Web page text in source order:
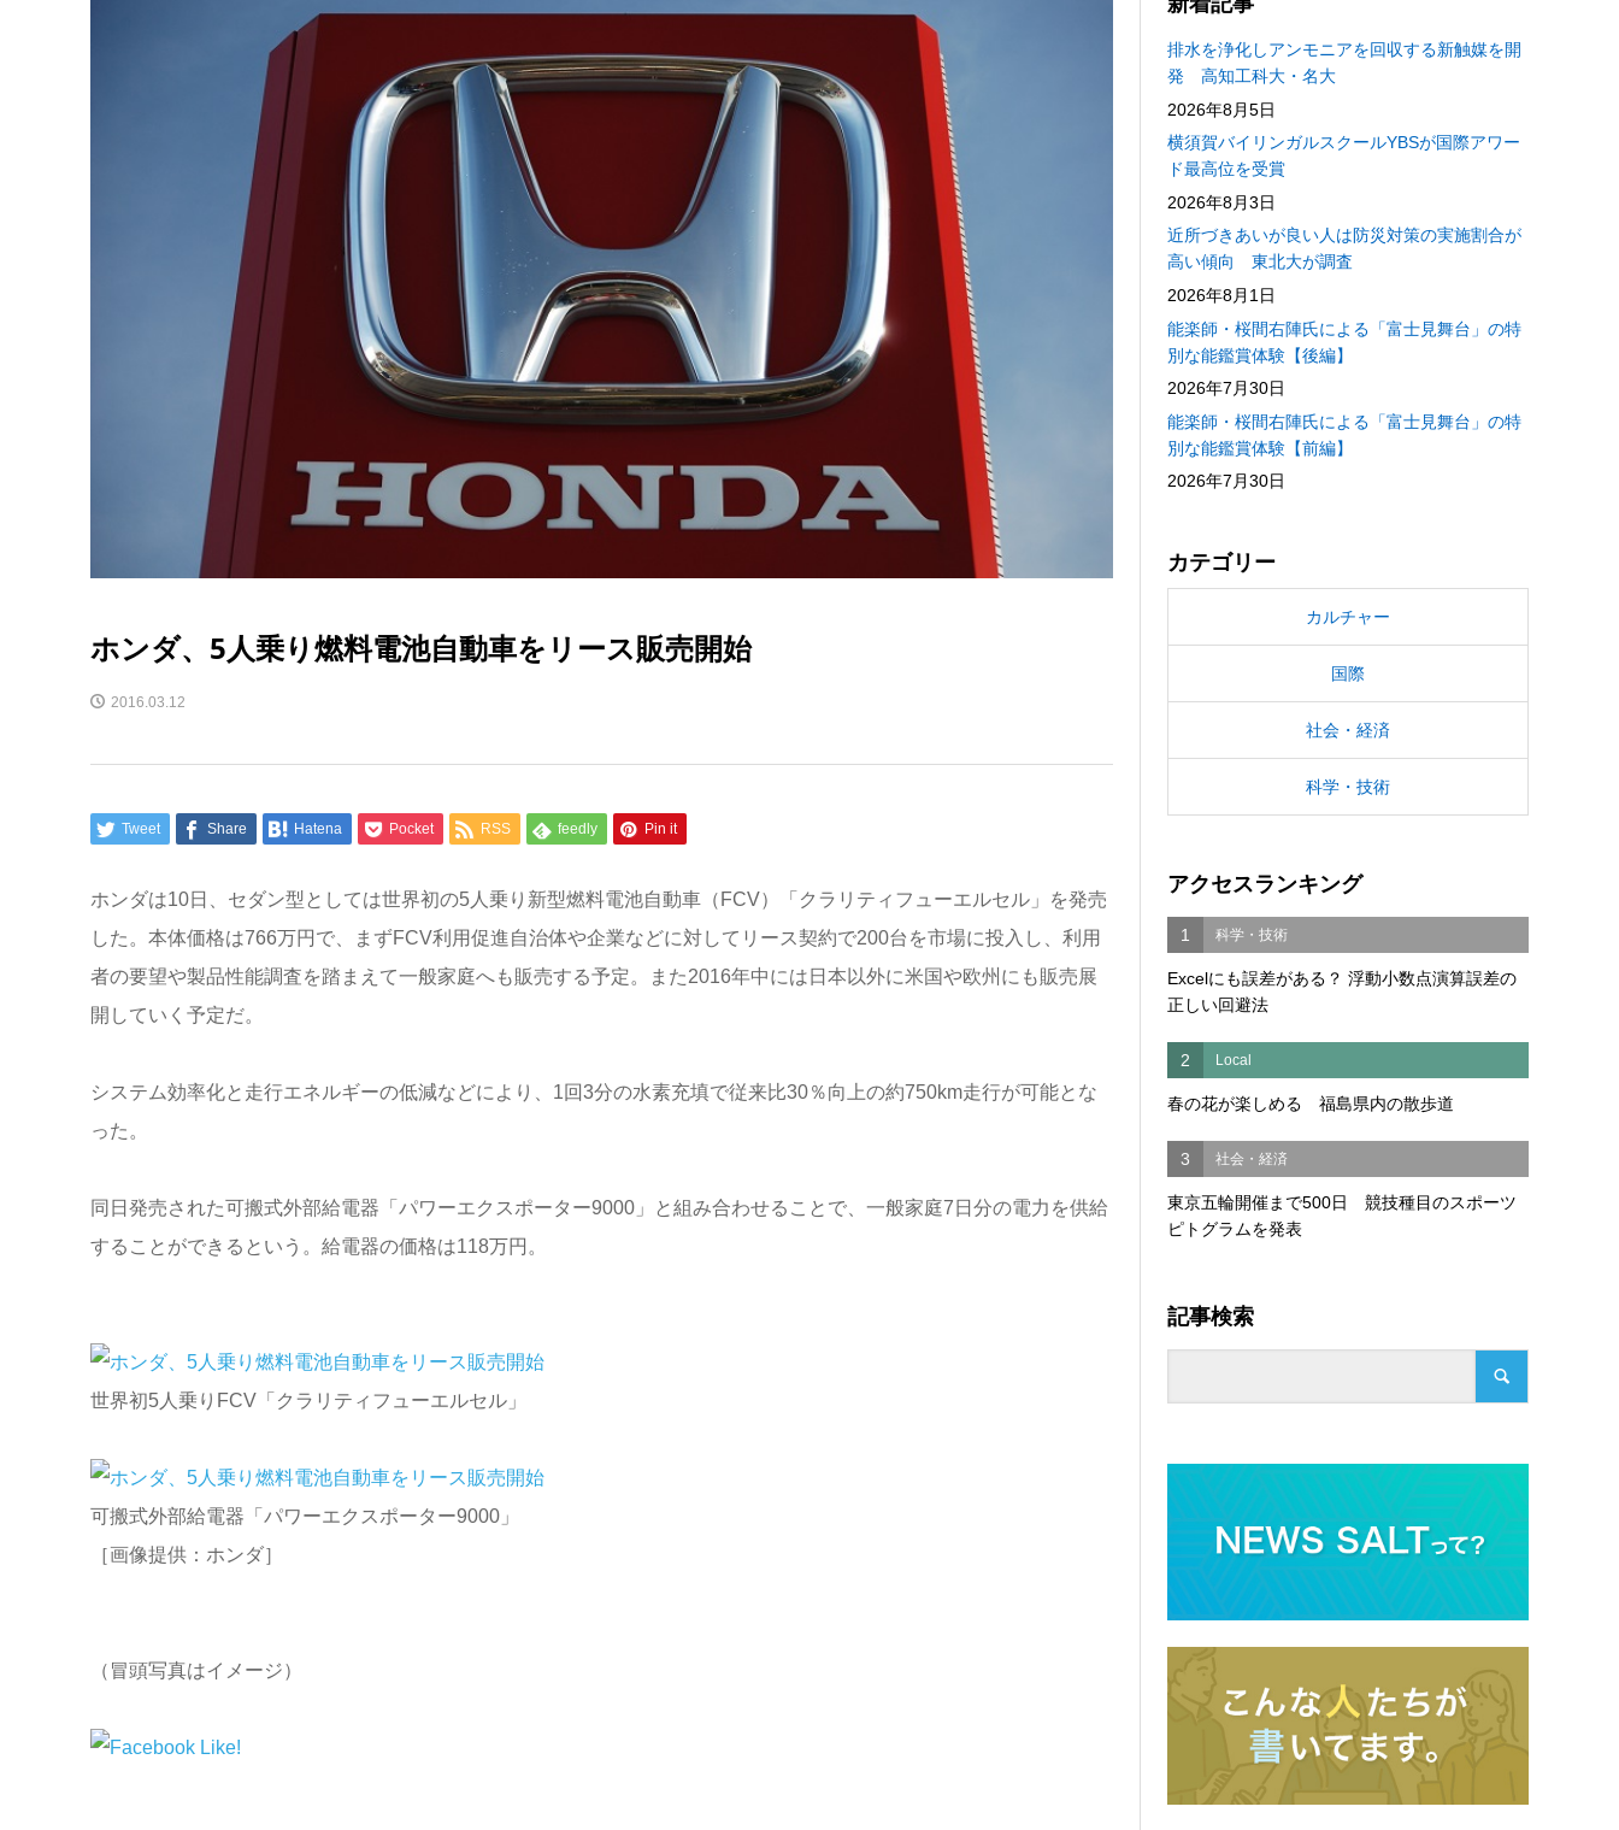
ホンダ、5人乗り燃料電池自動車をリース販売開始
2016.03.12
Tweet Share Hatena Pocket RSS feedly Pin it
ホンダは10日、セダン型としては世界初の5人乗り新型燃料電池自動車（FCV）「クラリティフューエルセル」を発売
した。本体価格は766万円で、まずFCV利用促進自治体や企業などに対してリース契約で200台を市場に投入し、利用
者の要望や製品性能調査を踏まえて一般家庭へも販売する予定。また2016年中には日本以外に米国や欧州にも販売展
開していく予定だ。
システム効率化と走行エネルギーの低減などにより、1回3分の水素充填で従来比30％向上の約750km走行が可能とな
った。
同日発売された可搬式外部給電器「パワーエクスポーター9000」と組み合わせることで、一般家庭7日分の電力を供給
することができるという。給電器の価格は118万円。
世界初5人乗りFCV「クラリティフューエルセル」
可搬式外部給電器「パワーエクスポーター9000」
［画像提供：ホンダ］
（冒頭写真はイメージ）
排水を浄化しアンモニアを回収する新触媒を開
発 高知工科大・名大
2026年8月5日
横須賀バイリンガルスクールYBSが国際アワー
ド最高位を受賞
2026年8月3日
近所づきあいが良い人は防災対策の実施割合が
高い傾向 東北大が調査
2026年8月1日
能楽師・桜間右陣氏による「富士見舞台」の特
別な能鑑賞体験【後編】
2026年7月30日
能楽師・桜間右陣氏による「富士見舞台」の特
別な能鑑賞体験【前編】
2026年7月30日
カテゴリー
カルチャー
国際
社会・経済
科学・技術
アクセスランキング
1 科学・技術
Excelにも誤差がある？ 浮動小数点演算誤差の
正しい回避法
2 Local
春の花が楽しめる 福島県内の散歩道
3 社会・経済
東京五輪開催まで500日 競技種目のスポーツ
ピトグラムを発表
記事検索